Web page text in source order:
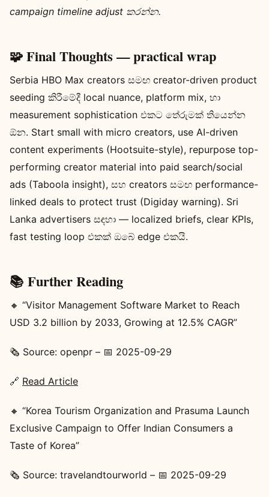
campaign timeline adjust කරන්න.
🧩 Final Thoughts — practical wrap
Serbia HBO Max creators සමඟ creator-driven product
seeding කිරීමේදී local nuance, platform mix, හා
measurement sophistication එකට තේරුමක් තියෙන්න
ඕන. Start small with micro creators, use AI-driven
content experiments (Hootsuite-style), repurpose top-
performing creator material into paid search/social
ads (Taboola insight), සහ creators සමඟ performance-
linked deals to protect trust (Digiday warning). Sri
Lanka advertisers සඳහා — localized briefs, clear KPIs,
fast testing loop එකක් ඔබේ edge එකයි.
📚 Further Reading
🔸 “Visitor Management Software Market to Reach
USD 3.2 billion by 2033, Growing at 12.5% CAGR”
🗞️ Source: openpr – 📅 2025-09-29
🔗 Read Article
🔸 “Korea Tourism Organization and Prasuma Launch
Exclusive Campaign to Offer Indian Consumers a
Taste of Korea”
🗞️ Source: travelandtourworld – 📅 2025-09-29